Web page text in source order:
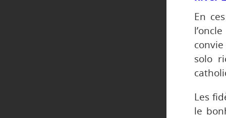
En
solo
Les
le